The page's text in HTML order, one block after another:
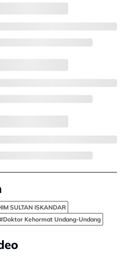
SULTAN ISKANDAR
#Doktor Kehormat Undang-Undang